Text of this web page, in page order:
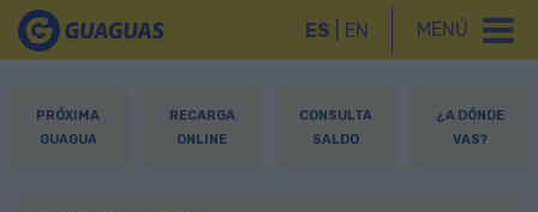
MENÚ
ES EN
PRÓXIMA
GUAGUA
RECARGA
ONLINE
CONSULTA
SALDO
¿A DÓNDE
VAS?